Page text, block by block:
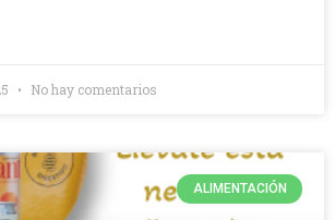
No hay comentarios
ALIMENTACIÓN